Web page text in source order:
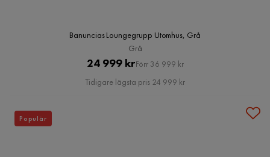
Banuncias Loungegrupp Utomhus, Grå
Grå
Pris
24 999 krOriginal
Pris
Förr 36 999 kr
Tidigare lägsta pris 24 999 kr
Populär